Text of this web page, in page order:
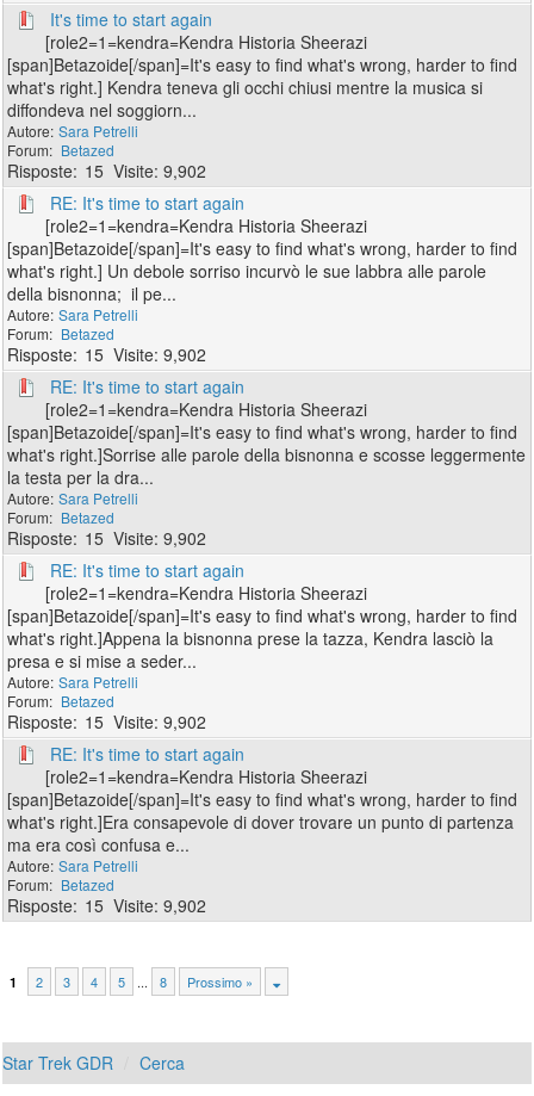
It's time to start again
[role2=1=kendra=Kendra Historia Sheerazi
[span]Betazoide[/span]=It's easy to find what's wrong, harder to find
what's right.] Kendra teneva gli occhi chiusi mentre la musica si
diffondeva nel soggiorn...
Sara Petrelli
Betazed
15
9,902
RE: It's time to start again
[role2=1=kendra=Kendra Historia Sheerazi
[span]Betazoide[/span]=It's easy to find what's wrong, harder to find
what's right.] Un debole sorriso incurvò le sue labbra alle parole
della bisnonna; il pe...
Sara Petrelli
Betazed
15
9,902
RE: It's time to start again
[role2=1=kendra=Kendra Historia Sheerazi
[span]Betazoide[/span]=It's easy to find what's wrong, harder to find
what's right.]Sorrise alle parole della bisnonna e scosse leggermente
la testa per la dra...
Sara Petrelli
Betazed
15
9,902
RE: It's time to start again
[role2=1=kendra=Kendra Historia Sheerazi
[span]Betazoide[/span]=It's easy to find what's wrong, harder to find
what's right.]Appena la bisnonna prese la tazza, Kendra lasciò la
presa e si mise a seder...
Sara Petrelli
Betazed
15
9,902
RE: It's time to start again
[role2=1=kendra=Kendra Historia Sheerazi
[span]Betazoide[/span]=It's easy to find what's wrong, harder to find
what's right.]Era consapevole di dover trovare un punto di partenza
ma era così confusa e...
Sara Petrelli
Betazed
15 9,902
1 2 3 4 5 ... 8 Prossimo »
Star Trek GDR Cerca